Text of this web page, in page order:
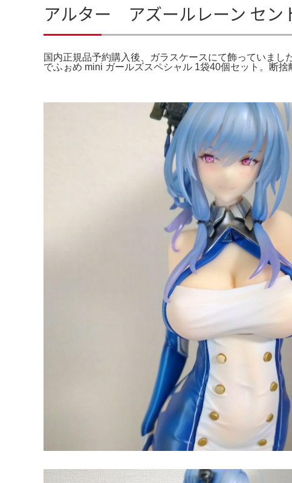
アルター アズールレーン セン
国内正規品予約購入後、ガラスケースにて飾っていま
でふぉめ mini ガールズスペシャル 1袋40個セット。断